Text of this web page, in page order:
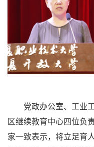
党政办公室、工业
区继续教育中心四位负
家一致表示，将立足育